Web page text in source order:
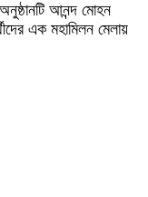
আনন্দ মোহন
এক মহামিলন মেলায়